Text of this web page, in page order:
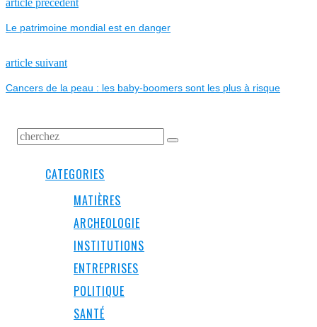
NAVIGATION
DE
L’ARTICLE
article précédent
Le patrimoine mondial est en danger
article suivantNext
Cancers de la peau : les baby-boomers sont les plus à risque
CATEGORIES
MATIÈRES
ARCHEOLOGIE
INSTITUTIONS
ENTREPRISES
POLITIQUE
SANTÉ